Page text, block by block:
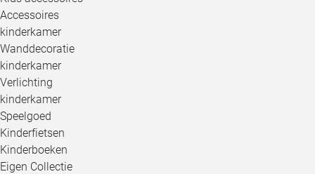
Accessoires
kinderkamer
Wanddecoratie
kinderkamer
Verlichting
kinderkamer
Speelgoed
Kinderfietsen
Kinderboeken
Eigen Collectie